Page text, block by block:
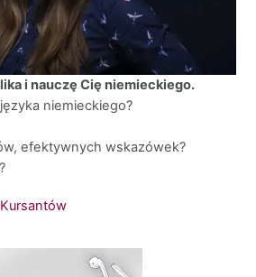
i nauczę Cię niemieckiego.
niemieckiego?
efektywnych wskazówek?